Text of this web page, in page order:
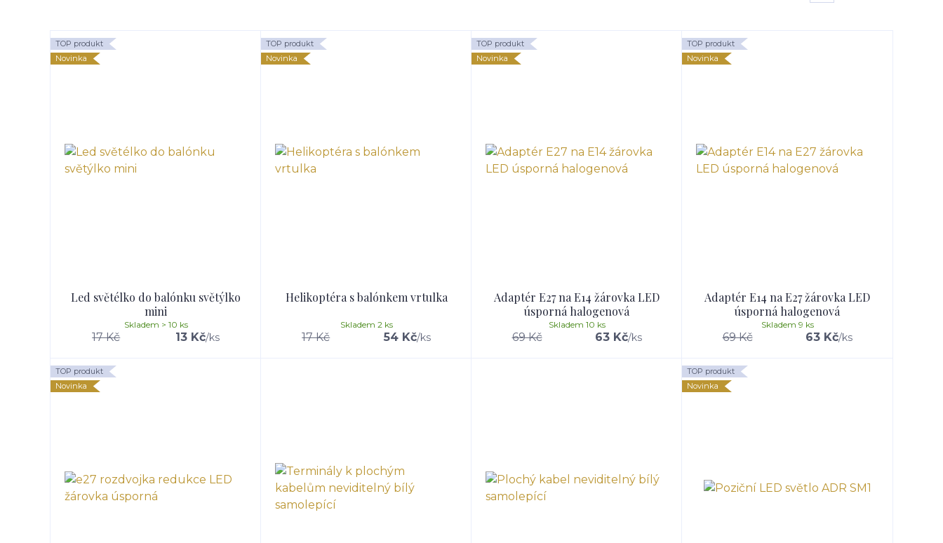
TOP produkt
Novinka
Led světélko do balónku světýlko
mini
17 Kč 13 Kč/ks
Skladem > 10 ks
TOP produkt
Novinka
Helikoptéra s balónkem vrtulka
17 Kč 54 Kč/ks
Skladem 2 ks
TOP produkt
Novinka
Adaptér E27 na E14 žárovka LED
úsporná halogenová
69 Kč 63 Kč/ks
Skladem 10 ks
TOP produkt
Novinka
Adaptér E14 na E27 žárovka LED
úsporná halogenová
69 Kč 63 Kč/ks
Skladem 9 ks
TOP produkt
Novinka
TOP produkt
Novinka